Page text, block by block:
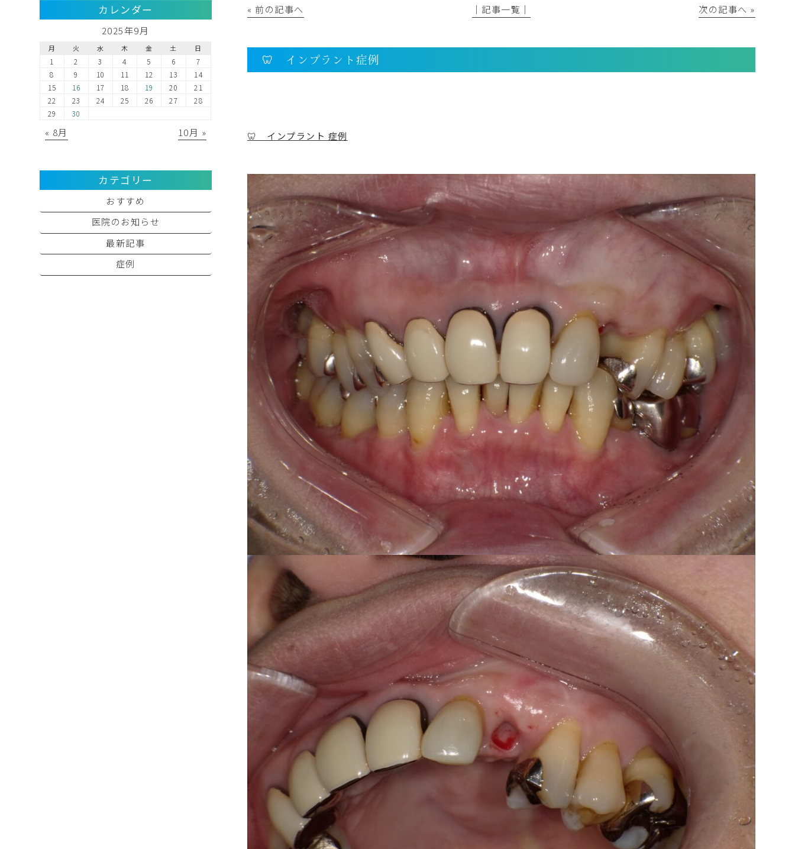
« 前の記事へ │記事一覧│ 次の記事へ »
🦷 インプラント症例
🦷 インプラント 症例
カレンダー
2025年9月
月 火 水 木 金 土 日
1 2 3 4 5 6
7
8
9 10 11 12 13
14
15
16 17 18 19 20
21
22
23 24 25 26 27
28
29
30
« 8月 10月 »
カテゴリー
おすすめ
医院のお知らせ
最新記事
症例